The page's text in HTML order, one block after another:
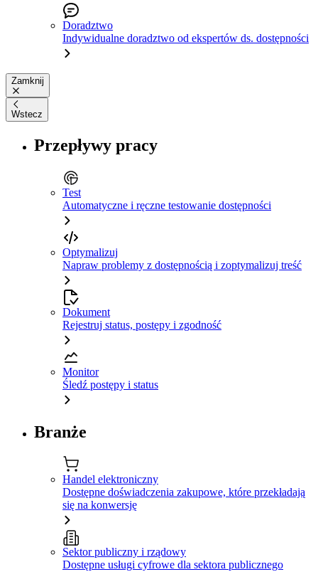
Doradztwo
Indywidualne doradztwo od ekspertów ds. dostępności
Zamknij
Wstecz
Przepływy pracy
Test
Automatyczne i ręczne testowanie dostępności
Optymalizuj
Napraw problemy z dostępnością i zoptymalizuj treść
Dokument
Rejestruj status, postępy i zgodność
Monitor
Śledź postępy i status
Branże
Handel elektroniczny
Dostępne doświadczenia zakupowe, które przekładają
się na konwersję
Sektor publiczny i rządowy
Dostępne usługi cyfrowe dla sektora publicznego